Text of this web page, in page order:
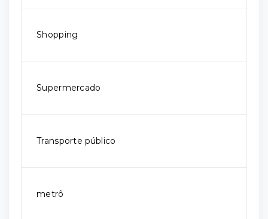
Shopping
Supermercado
Transporte público
metrô